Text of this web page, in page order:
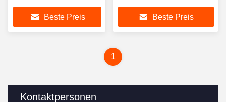
Kontaktpersonen
Wechselstromfrequenzumwandlung
Beste Preis
Schlauchschläuche
Schweißmaschine
Beste Preis
1